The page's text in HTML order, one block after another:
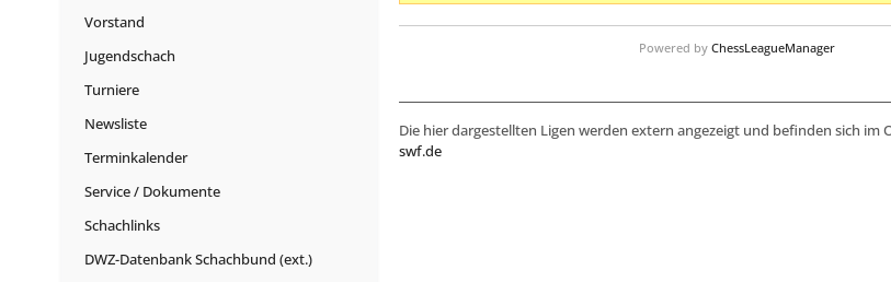
Vorstand
Jugendschach
Turniere
Newsliste
Terminkalender
Service / Dokumente
Schachlinks
DWZ-Datenbank Schachbund (ext.)
Powered by ChessLeagueManager
Die hier dargestellten Ligen werden extern angezeigt und befinden sich im
swf.de